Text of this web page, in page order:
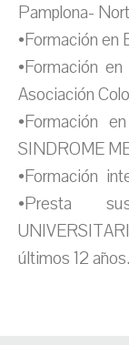
Pamplona-
•Formación en
•Formación
Asociación
•Formación
SINDROME
•Formación
•Presta
últimos 12 años.